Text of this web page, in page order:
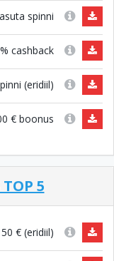
spinni
cashback
(eridiil)
€ boonus
5
€ (eridiil)